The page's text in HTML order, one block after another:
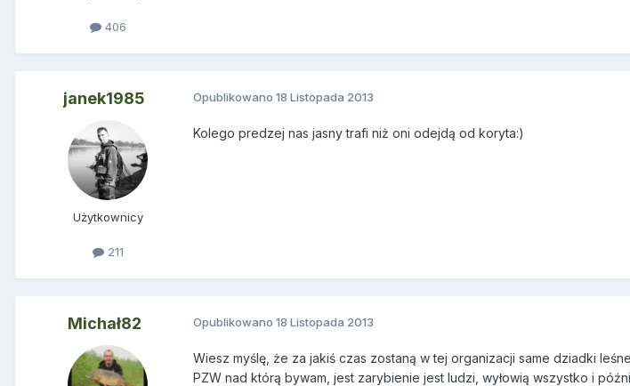
406
janek1985
Użytkownicy
211
Opublikowano 18 Listopada 2013
Kolego predzej nas jasny trafi niż oni odejdą od koryta:)
Michał82 Opublikowano 18 Listopada 2013
Wiesz myślę, że za jakiś czas zostaną w tej organizacji same dziadki
PZW nad którą bywam, jest zarybienie jest ludzi, wyłowią wszystko i